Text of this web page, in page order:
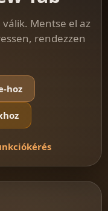
Mentse el az
rendezzen
hoz